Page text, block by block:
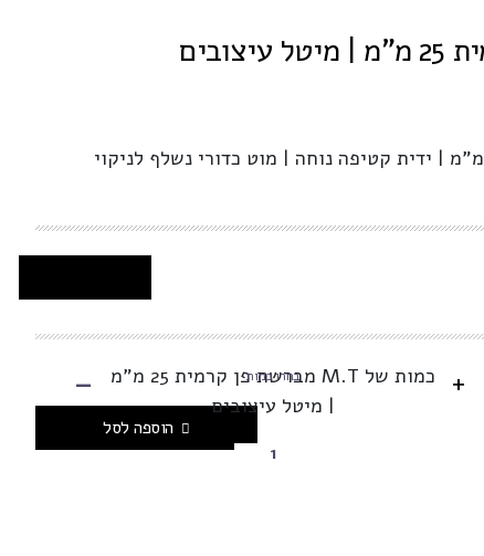
מברשת פן קרמית | קוטר 25 מ"מ | ידית קטיפה נוחה | מוט כדורי נשלף לניקוי
+
כמות של M.T מברשת פן קרמית 25 מ"מ
| מיטל עיצובים
בחרו כמות -
הוספה לסל